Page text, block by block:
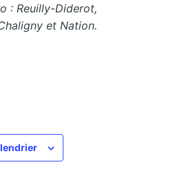
: Reuilly-Diderot,
et Nation.